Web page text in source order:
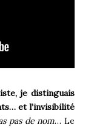
je distinguais
et l’invisibilité
pas de nom… Le